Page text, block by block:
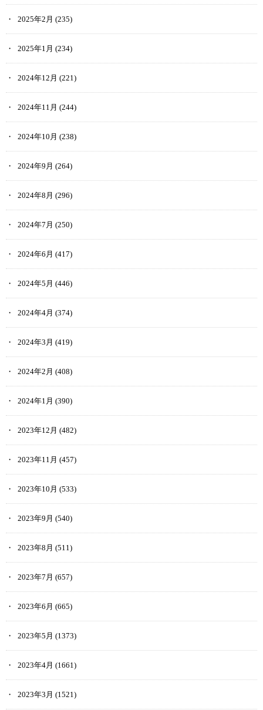
2025年2月 (235)
2025年1月 (234)
2024年12月 (221)
2024年11月 (244)
2024年10月 (238)
2024年9月 (264)
2024年8月 (296)
2024年7月 (250)
2024年6月 (417)
2024年5月 (446)
2024年4月 (374)
2024年3月 (419)
2024年2月 (408)
2024年1月 (390)
2023年12月 (482)
2023年11月 (457)
2023年10月 (533)
2023年9月 (540)
2023年8月 (511)
2023年7月 (657)
2023年6月 (665)
2023年5月 (1373)
2023年4月 (1661)
2023年3月 (1521)